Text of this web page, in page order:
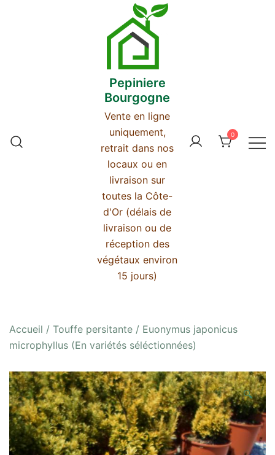
Pepiniere
Bourgogne
Vente en ligne
uniquement,
retrait dans nos
locaux ou en
livraison sur
toutes la Côte-
d'Or (délais de
livraison ou de
réception des
végétaux environ
15 jours)
0
Accueil / Touffe persitante / Euonymus japonicus
microphyllus (En variétés séléctionnées)
🔍